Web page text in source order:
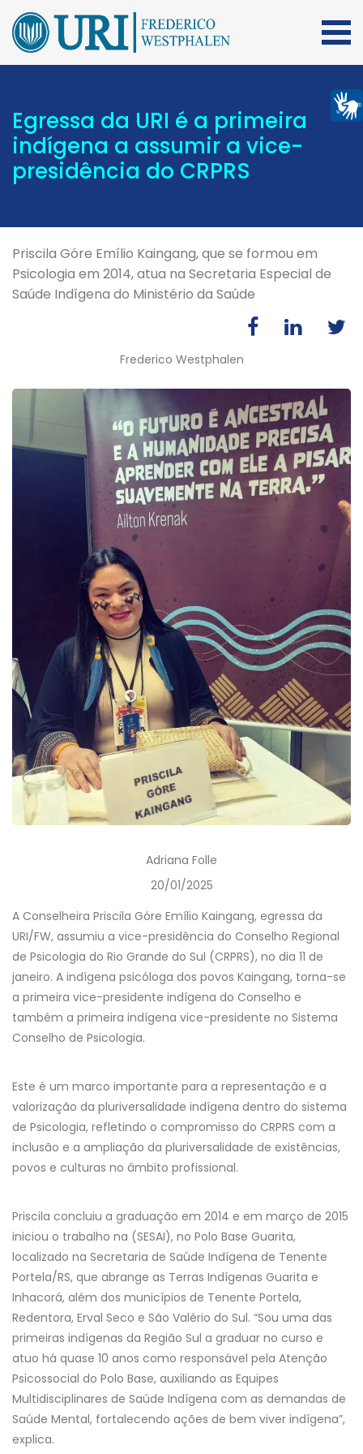
Egressa da URI é a primeira
indígena a assumir a vice-
presidência do CRPRS
Priscila Góre Emílio Kaingang, que se formou em
Psicologia em 2014, atua na Secretaria Especial de
Saúde Indígena do Ministério da Saúde
Frederico Westphalen
Adriana Folle
20/01/2025
A Conselheira Priscila Góre Emílio Kaingang, egressa da
URI/FW, assumiu a vice-presidência do Conselho Regional
de Psicologia do Rio Grande do Sul (CRPRS), no dia 11 de
janeiro. A indígena psicóloga dos povos Kaingang, torna-se
a primeira vice-presidente indígena do Conselho e
também a primeira indígena vice-presidente no Sistema
Conselho de Psicologia.
Este é um marco importante para a representação e a
valorização da pluriversalidade indígena dentro do sistema
de Psicologia, refletindo o compromisso do CRPRS com a
inclusão e a ampliação da pluriversalidade de existências,
povos e culturas no âmbito profissional.
Priscila concluiu a graduação em 2014 e em março de 2015
iniciou o trabalho na (SESAI), no Polo Base Guarita,
localizado na Secretaria de Saúde Indígena de Tenente
Portela/RS, que abrange as Terras Indígenas Guarita e
Inhacorá, além dos municípios de Tenente Portela,
Redentora, Erval Seco e São Valério do Sul. “Sou uma das
primeiras indígenas da Região Sul a graduar no curso e
atuo há quase 10 anos como responsável pela Atenção
Psicossocial do Polo Base, auxiliando as Equipes
Multidisciplinares de Saúde Indígena com as demandas de
Saúde Mental, fortalecendo ações de bem viver indígena”,
explica.